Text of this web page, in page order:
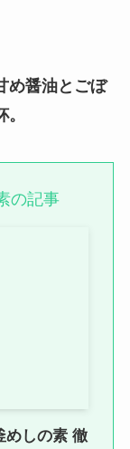
め醤油とごぼ
の記事
めしの素 徹